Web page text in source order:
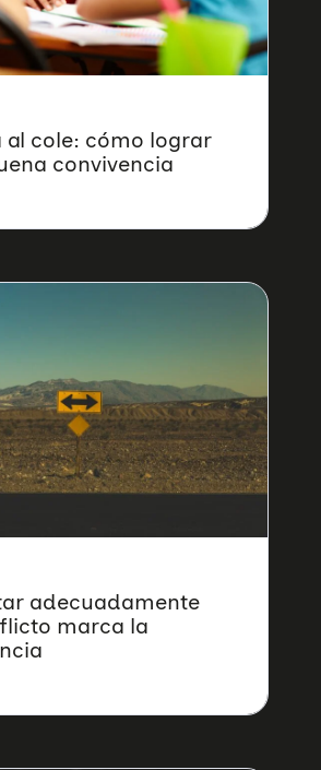
al cole: cómo lograr
convivencia
adecuadamente
marca la